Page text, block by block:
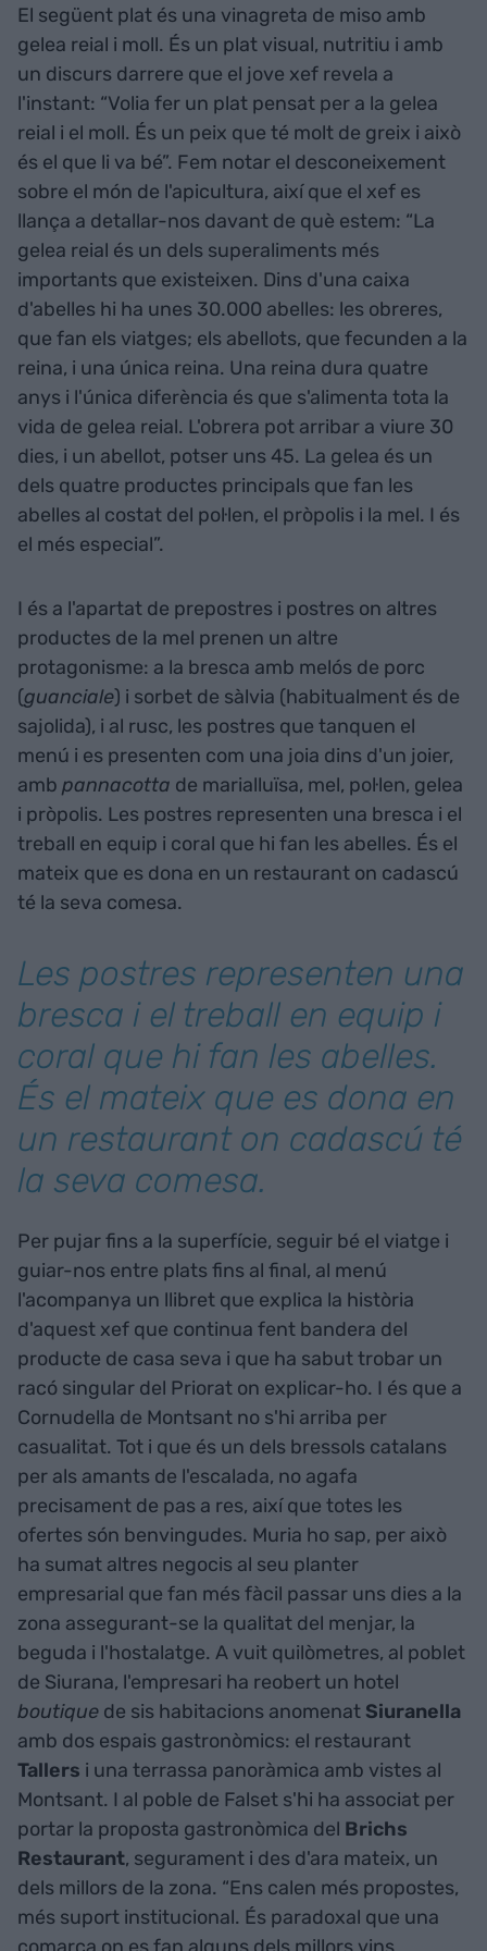
El següent plat és una vinagreta de miso amb
gelea reial i moll. És un plat visual, nutritiu i amb
un discurs darrere que el jove xef revela a
l'instant: “Volia fer un plat pensat per a la gelea
reial i el moll. És un peix que té molt de greix i això
és el que li va bé”. Fem notar el desconeixement
sobre el món de l'apicultura, així que el xef es
llança a detallar-nos davant de què estem: “La
gelea reial és un dels superaliments més
importants que existeixen. Dins d'una caixa
d'abelles hi ha unes 30.000 abelles: les obreres,
que fan els viatges; els abellots, que fecunden a la
reina, i una única reina. Una reina dura quatre
anys i l'única diferència és que s'alimenta tota la
vida de gelea reial. L'obrera pot arribar a viure 30
dies, i un abellot, potser uns 45. La gelea és un
dels quatre productes principals que fan les
abelles al costat del pol·len, el pròpolis i la mel. I és
el més especial”.
I és a l'apartat de prepostres i postres on altres
productes de la mel prenen un altre
protagonisme: a la bresca amb melós de porc
(guanciale) i sorbet de sàlvia (habitualment és de
sajolida), i al rusc, les postres que tanquen el
menú i es presenten com una joia dins d'un joier,
amb pannacotta de marialluïsa, mel, pol·len, gelea
i pròpolis. Les postres representen una bresca i el
treball en equip i coral que hi fan les abelles. És el
mateix que es dona en un restaurant on cadascú
té la seva comesa.
Les postres representen una
bresca i el treball en equip i
coral que hi fan les abelles.
És el mateix que es dona en
un restaurant on cadascú té
la seva comesa.
Per pujar fins a la superfície, seguir bé el viatge i
guiar-nos entre plats fins al final, al menú
l'acompanya un llibret que explica la història
d'aquest xef que continua fent bandera del
producte de casa seva i que ha sabut trobar un
racó singular del Priorat on explicar-ho. I és que a
Cornudella de Montsant no s'hi arriba per
casualitat. Tot i que és un dels bressols catalans
per als amants de l'escalada, no agafa
precisament de pas a res, així que totes les
ofertes són benvingudes. Muria ho sap, per això
ha sumat altres negocis al seu planter
empresarial que fan més fàcil passar uns dies a la
zona assegurant-se la qualitat del menjar, la
beguda i l'hostalatge. A vuit quilòmetres, al poblet
de Siurana, l'empresari ha reobert un hotel
boutique de sis habitacions anomenat Siuranella
amb dos espais gastronòmics: el restaurant
Tallers i una terrassa panoràmica amb vistes al
Montsant. I al poble de Falset s'hi ha associat per
portar la proposta gastronòmica del Brichs
Restaurant, segurament i des d'ara mateix, un
dels millors de la zona. “Ens calen més propostes,
més suport institucional. És paradoxal que una